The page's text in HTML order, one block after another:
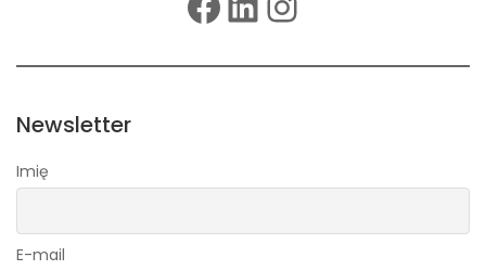
Newsletter
Imię
E-mail